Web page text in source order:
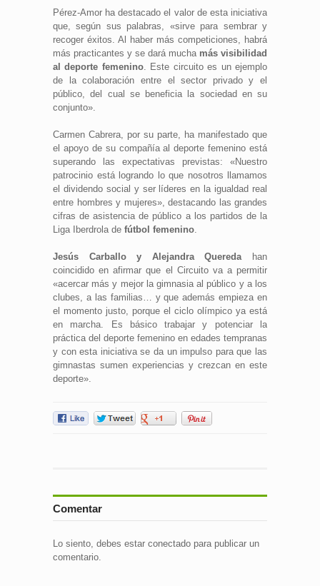
Pérez-Amor ha destacado el valor de esta iniciativa
que, según sus palabras, «sirve para sembrar y
recoger éxitos. Al haber más competiciones, habrá
más practicantes y se dará mucha más visibilidad
al deporte femenino. Este circuito es un ejemplo
de la colaboración entre el sector privado y el
público, del cual se beneficia la sociedad en su
conjunto».
Carmen Cabrera, por su parte, ha manifestado que
el apoyo de su compañía al deporte femenino está
superando las expectativas previstas: «Nuestro
patrocinio está logrando lo que nosotros llamamos
el dividendo social y ser líderes en la igualdad real
entre hombres y mujeres», destacando las grandes
cifras de asistencia de público a los partidos de la
Liga Iberdrola de fútbol femenino.
Jesús Carballo y Alejandra Queredahan
coincidido en afirmar que el Circuito va a permitir
«acercar más y mejor la gimnasia al público y a los
clubes, a las familias… y que además empieza en
el momento justo, porque el ciclo olímpico ya está
en marcha. Es básico trabajar y potenciar la
práctica del deporte femenino en edades tempranas
y con esta iniciativa se da un impulso para que las
gimnastas sumen experiencias y crezcan en este
deporte».
Comentar
Lo siento, debes estar conectado para publicar un
comentario.